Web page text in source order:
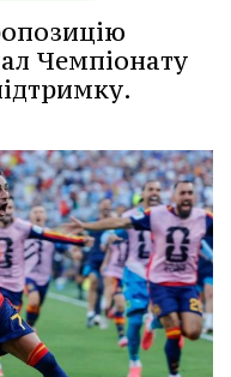
Чемпіонату